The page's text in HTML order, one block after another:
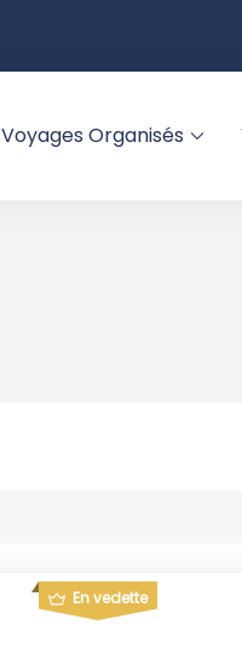
Voyages Organisés
En vedette